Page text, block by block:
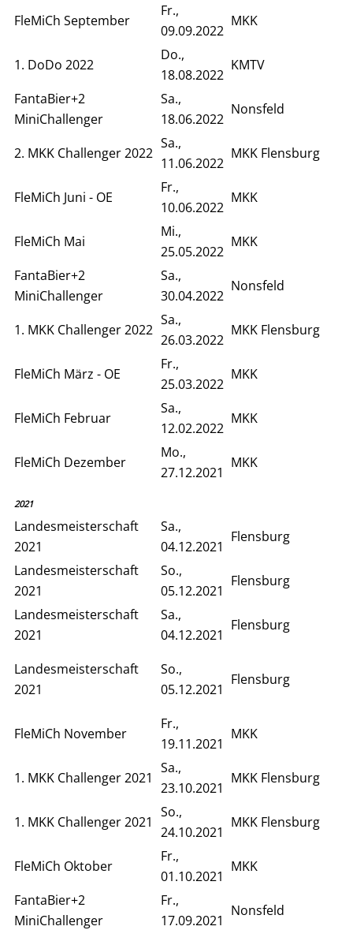
FleMiCh September
Fr.,
09.09.2022
MKK
1. DoDo 2022
Do.,
18.08.2022
KMTV
FantaBier+2
MiniChallenger
Sa.,
18.06.2022
Nonsfeld
2. MKK Challenger 2022
Sa.,
11.06.2022
MKK Flensburg
FleMiCh Juni - OE
Fr.,
10.06.2022
MKK
FleMiCh Mai
Mi.,
25.05.2022
MKK
FantaBier+2
MiniChallenger
Sa.,
30.04.2022
Nonsfeld
1. MKK Challenger 2022
Sa.,
26.03.2022
MKK Flensburg
FleMiCh März - OE
Fr.,
25.03.2022
MKK
FleMiCh Februar
Sa.,
12.02.2022
MKK
FleMiCh Dezember
Mo.,
27.12.2021
MKK
2021
Landesmeisterschaft
2021
Sa.,
04.12.2021
Flensburg
Landesmeisterschaft
2021
So.,
05.12.2021
Flensburg
Landesmeisterschaft
2021
Sa.,
04.12.2021
Flensburg
Landesmeisterschaft
2021
So.,
05.12.2021
Flensburg
FleMiCh November
Fr.,
19.11.2021
MKK
1. MKK Challenger 2021
Sa.,
23.10.2021
MKK Flensburg
1. MKK Challenger 2021
So.,
24.10.2021
MKK Flensburg
FleMiCh Oktober
Fr.,
01.10.2021
MKK
FantaBier+2
MiniChallenger
Fr.,
17.09.2021
Nonsfeld